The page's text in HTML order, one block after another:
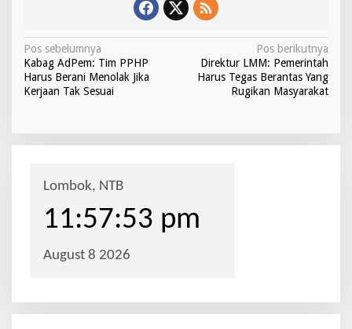
N
a
v
g
Pos sebelumnya
Kabag AdPem: Tim PPHP
Harus Berani Menolak Jika
Kerjaan Tak Sesuai
Pos berikutnya
Direktur LMM: Pemerintah
Harus Tegas Berantas Yang
Rugikan Masyarakat